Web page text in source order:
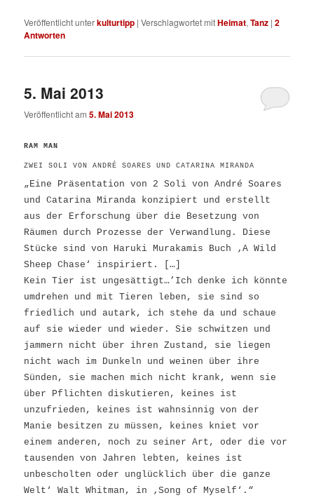
Veröffentlicht unterkulturtipp |Verschlagwortet mitHeimat,Tanz |2
Antworten
5. Mai 2013
Veröffentlicht am5. Mai 2013
RAM MAN
ZWEI SOLI VON ANDRÉ SOARES UND CATARINA MIRANDA
„Eine Präsentation von 2 Soli von André Soares
und Catarina Miranda konzipiert und erstellt
aus der Erforschung über die Besetzung von
Räumen durch Prozesse der Verwandlung. Diese
Stücke sind von Haruki Murakamis Buch ‚A Wild
Sheep Chase‘ inspiriert. […]
Kein Tier ist ungesättigt…’Ich denke ich könnte
umdrehen und mit Tieren leben, sie sind so
friedlich und autark, ich stehe da und schaue
auf sie wieder und wieder. Sie schwitzen und
jammern nicht über ihren Zustand, sie liegen
nicht wach im Dunkeln und weinen über ihre
Sünden, sie machen mich nicht krank, wenn sie
über Pflichten diskutieren, keines ist
unzufrieden, keines ist wahnsinnig von der
Manie besitzen zu müssen, keines kniet vor
einem anderen, noch zu seiner Art, oder die vor
tausenden von Jahren lebten, keines ist
unbescholten oder unglücklich über die ganze
Welt‘ Walt Whitman, in ‚Song of Myself‘.“